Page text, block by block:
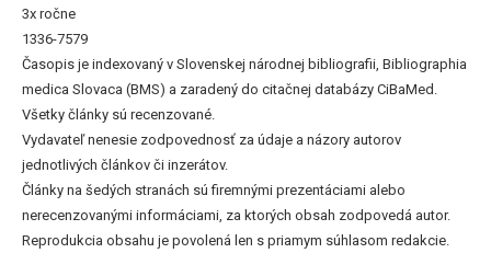
3x ročne
1336-7579
Časopis je indexovaný v Slovenskej národnej bibliografii, Bibliographia
medica Slovaca (BMS) a zaradený do citačnej databázy CiBaMed.
Všetky články sú recenzované.
Vydavateľ nenesie zodpovednosť za údaje a názory autorov
jednotlivých článkov či inzerátov.
Články na šedých stranách sú firemnými prezentáciami alebo
nerecenzovanými informáciami, za ktorých obsah zodpovedá autor.
Reprodukcia obsahu je povolená len s priamym súhlasom redakcie.